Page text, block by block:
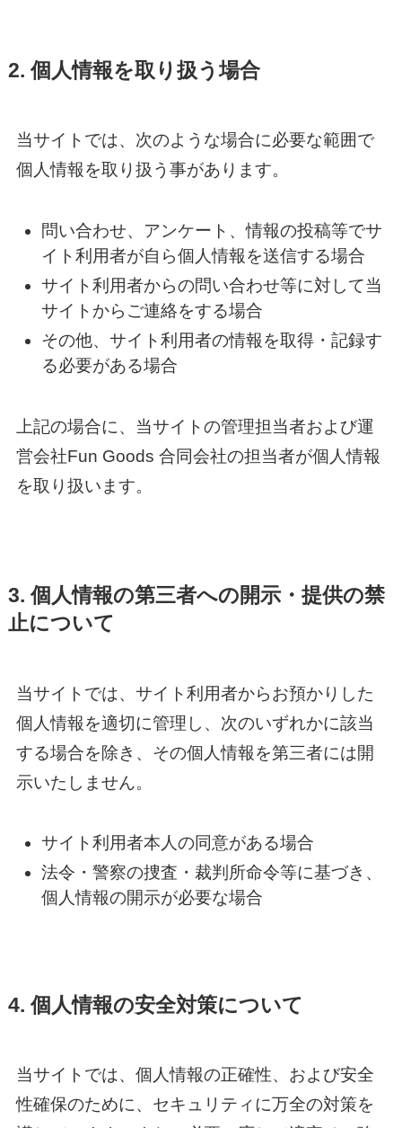
2. 個人情報を取り扱う場合
当サイトでは、次のような場合に必要な範囲で
個人情報を取り扱う事があります。​
問い合わせ、アンケート、情報の投稿等でサ
イト利用者が自ら個人情報を送信する場合
サイト利用者からの問い合わせ等に対して当
サイトからご連絡をする場合
その他、サイト利用者の情報を取得・記録す
る必要がある場合
上記の場合に、当サイトの管理担当者および運
営会社Fun Goods 合同会社の担当者が個人情報
を取り扱います。
3. 個人情報の第三者への開示・提供の禁
止について
当サイトでは、サイト利用者からお預かりした
個人情報を適切に管理し、次のいずれかに該当
する場合を除き、その個人情報を第三者には開
示いたしません。
サイト利用者本人の同意がある場合
法令・警察の捜査・裁判所命令等に基づき、
個人情報の開示が必要な場合
4. 個人情報の安全対策について
当サイトでは、個人情報の正確性、および安全
性確保のために、セキュリティに万全の対策を